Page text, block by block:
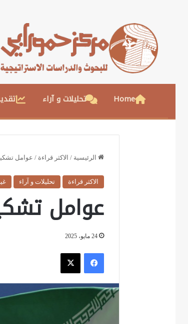
Home تحليلات و آراء
الرئيسية / الاكثر قراءة / عوامل
الاكثر قراءة تحليلات و آراء
عوامل
24 مايو، 2025
فيسبوك